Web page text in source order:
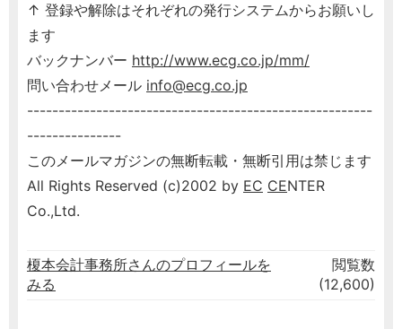
↑ 登録や解除はそれぞれの発行システムからお願いし
ます
バックナンバー http://www.ecg.co.jp/mm/
問い合わせメール info@ecg.co.jp
-------------------------------------------------------
---------------
このメールマガジンの無断転載・無断引用は禁じます
All Rights Reserved (c)2002 by EC CENTER
Co.,Ltd.
榎本会計事務所さんのプロフィールを
みる
閲覧数
(12,600)